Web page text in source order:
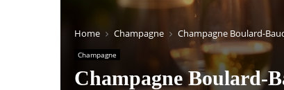
Home Champagne Champagne Boulard-
Champagne
Champagne Boulard-